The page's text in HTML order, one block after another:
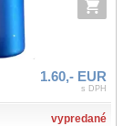
1.60,- EUR
s DPH
vypredané